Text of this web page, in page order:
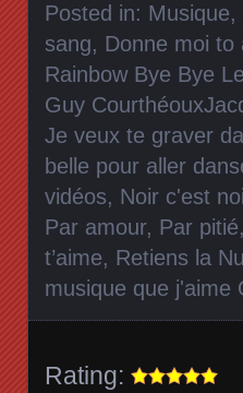
Posted in: Musique,
sang, Donne moi to
Rainbow Bye Bye
Guy
Je veux te graver
belle pour aller
vidéos, Noir c'est
Par amour, Par pitié,
t’aime, Retiens la
musique que j'aime
Rating: